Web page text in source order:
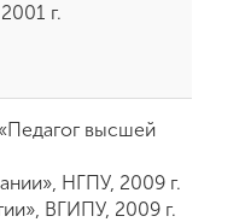
г.
высшей
НГПУ, 2009 г.
ВГИПУ, 2009 г.